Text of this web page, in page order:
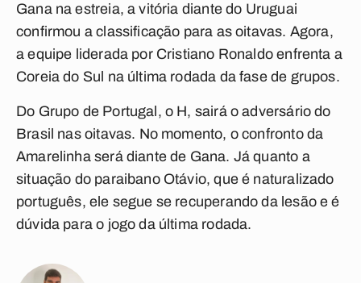
Gana na estreia, a vitória diante do Uruguai
confirmou a classificação para as oitavas. Agora,
a equipe liderada por Cristiano Ronaldo enfrenta a
Coreia do Sul na última rodada da fase de grupos.
Do Grupo de Portugal, o H, sairá o adversário do
Brasil nas oitavas. No momento, o confronto da
Amarelinha será diante de Gana. Já quanto a
situação do paraibano Otávio, que é naturalizado
português, ele segue se recuperando da lesão e é
dúvida para o jogo da última rodada.